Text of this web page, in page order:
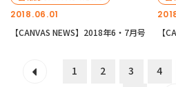
2018.06.01
【CANVAS NEWS】2018年6・7月号 【
1 2 3 4